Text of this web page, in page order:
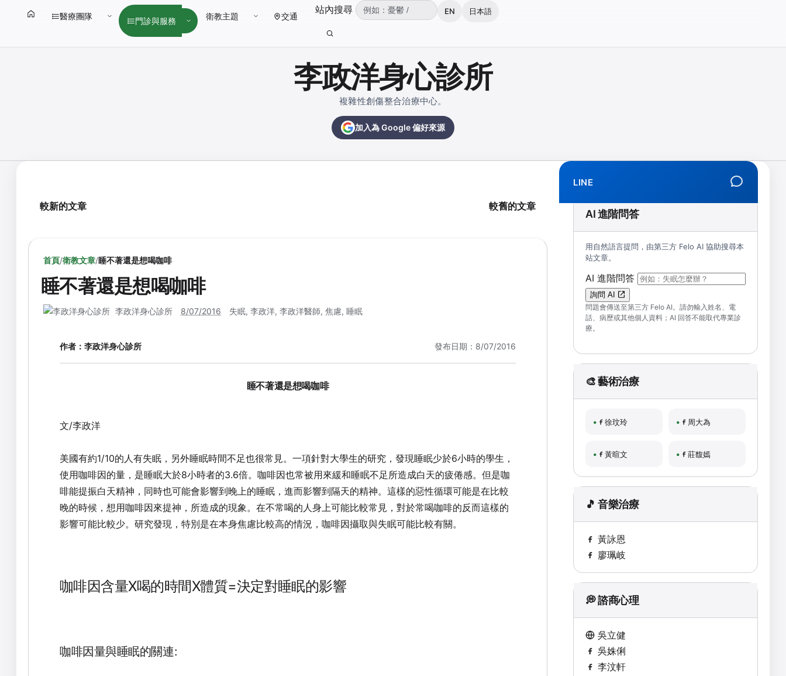
醫療團隊 門診與服務 衛教主題 交通
站內搜尋 （可輸入：憂鬱、焦慮、失眠、ADHD、雙相、拒學、創傷、解離、EMDR、TMS、NIRS、預約）
EN 日本語
李政洋身心診所
複雜性創傷整合治療中心。
加入為 Google 偏好來源
較新的文章 較舊的文章
首頁/衛教文章/睡不著還是想喝咖啡
睡不著還是想喝咖啡
李政洋身心診所 8/07/2016 失眠, 李政洋, 李政洋醫師, 焦慮, 睡眠
作者： 李政洋身心診所 發布日期：8/07/2016
睡不著還是想喝咖啡
文/李政洋
美國有約1/10的人有失眠，另外睡眠時間不足也很常見。一項針對大學生的研究，發現睡眠少於6小時的學生，
使用咖啡因的量，是睡眠大於8小時者的3.6倍。咖啡因也常被用來緩和睡眠不足所造成白天的疲倦感。但是咖
啡能提振白天精神，同時也可能會影響到晚上的睡眠，進而影響到隔天的精神。這樣的惡性循環可能是在比較
晚的時候，想用咖啡因來提神，所造成的現象。在不常喝的人身上可能比較常見，對於常喝咖啡的反而這樣的
影響可能比較少。研究發現，特別是在本身焦慮比較高的情況，咖啡因攝取與失眠可能比較有關。
咖啡因含量X喝的時間X體質=決定對睡眠的影響
咖啡因量與睡眠的關連:
LINE
AI 進階問答
用自然語言提問，由第三方 Felo AI 協助搜尋本
站文章。
AI 進階問答 （可輸入自然語言問題；送出後會
詢問 AI
問題會傳送至第三方 Felo AI。請勿輸入姓名、電
話、病歷或其他個人資料；AI 回答不能取代專業診
療。
🎨 藝術治療
徐玟玲 周大為
黃暄文 莊馥嫣
🎵 音樂治療
黃詠恩
廖珮岐
💭 諮商心理
吳立健
吳姝俐
李汶軒